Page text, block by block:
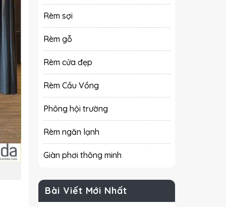
Rèm sợi
Rèm gỗ
Rèm cửa đẹp
Rèm Cầu Vồng
Phông hội trường
Rèm ngăn lạnh
Giàn phơi thông minh
Bài Viết Mới Nhất